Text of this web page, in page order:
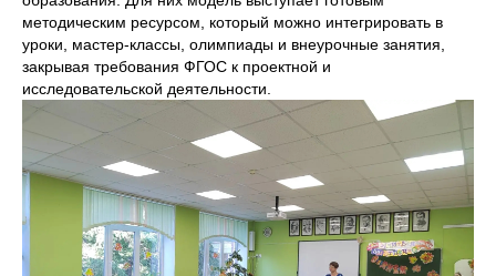
методическим ресурсом, который можно интегрировать в
уроки, мастер-классы, олимпиады и внеурочные занятия,
закрывая требования ФГОС к проектной и
исследовательской деятельности.